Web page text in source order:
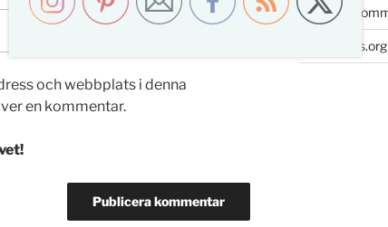
och webbplats i denna
en kommentar.
Flöde för
WordPress.org